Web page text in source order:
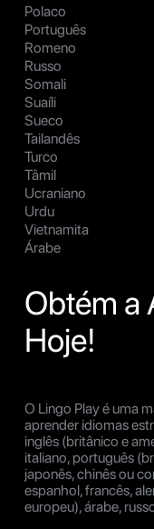
Polaco
Português
Romeno
Russo
Somali
Suaíli
Sueco
Tailandês
Turco
Tâmil
Ucraniano
Urdu
Vietnamita
Árabe
Obtém a
Hoje!
O Lingo Play é uma
aprender idiomas
inglês (britânico e
italiano, português
japonês, chinês ou
espanhol, francês,
europeu), árabe,